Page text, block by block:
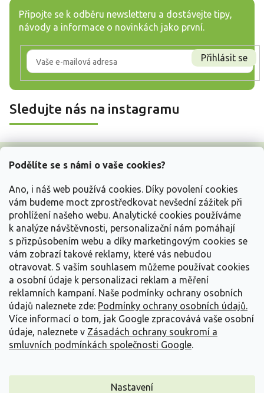
Podělíte se s námi o vaše cookies?
Ano, i náš web používá cookies. Díky povolení cookies
vám budeme moct zprostředkovat nevšední zážitek při
prohlížení našeho webu. Analytické cookies používáme
k analýze návštěvnosti, personalizační nám pomáhají
s přizpůsobením webu a díky marketingovým cookies se
vám zobrazí takové reklamy, které vás nebudou
otravovat. S vaším souhlasem můžeme používat cookies
a osobní údaje k personalizaci reklam a měření
reklamních kampaní. Naše podmínky ochrany osobních
údajů naleznete zde: Podmínky ochrany osobních údajů.
Více informací o tom, jak Google zpracovává vaše osobní
údaje, naleznete v Zásadách ochrany soukromí a
smluvních podmínkách společnosti Google.
Nastavení
Připojte se k odběru newsletteru a dostávejte tipy,
návody a informace o novinkách jako první.
Přihlásit se
Sledujte nás na instagramu
Z
Vše o nákupu
Informace pro Vás
Kontakujte nás